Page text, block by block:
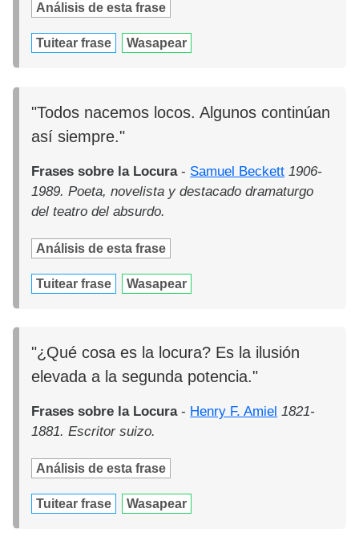
Análisis de esta frase
Tuitear frase Wasapear
"Todos nacemos locos. Algunos continúan
así siempre."
Frases sobre la Locura- Samuel Beckett 1906-
1989. Poeta, novelista y destacado dramaturgo
del teatro del absurdo.
Análisis de esta frase
Tuitear frase Wasapear
"¿Qué cosa es la locura? Es la ilusión
elevada a la segunda potencia."
Frases sobre la Locura- Henry F. Amiel 1821-
1881. Escritor suizo.
Análisis de esta frase
Tuitear frase Wasapear